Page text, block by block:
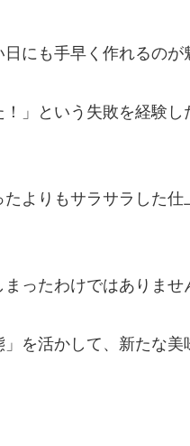
にも手早く作れるのが
」という失敗を経験し
よりもサラサラした仕
ったわけではありませ
を活かして、新たな美